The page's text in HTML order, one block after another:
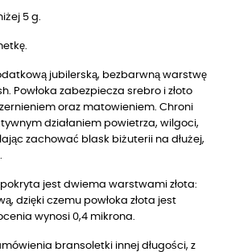
5 g.
jubilerską, bezbarwną warstwę
Powłoka zabezpiecza srebro i złoto
oraz matowieniem. Chroni
działaniem powietrza, wilgoci,
zachować blask biżuterii na dłużej,
jest dwiema warstwami złota:
dzięki czemu powłoka złota jest
wynosi 0,4 mikrona.
bransoletki innej długości, z